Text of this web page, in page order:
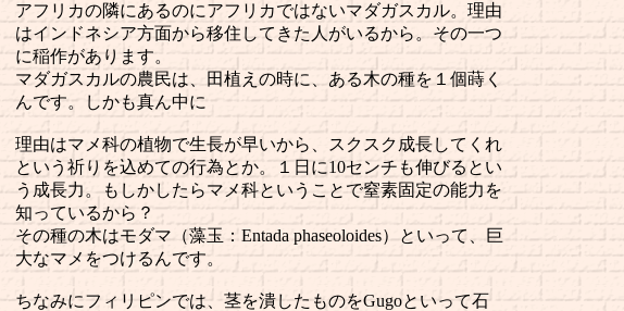
アフリカの隣にあるのにアフリカではないマダガスカル。理由
はインドネシア方面から移住してきた人がいるから。その一つ
に稲作があります。
マダガスカルの農民は、田植えの時に、ある木の種を１個蒔く
んです。しかも真ん中に
理由はマメ科の植物で生長が早いから、スクスク成長してくれ
という祈りを込めての行為とか。１日に10センチも伸びるとい
う成長力。もしかしたらマメ科ということで窒素固定の能力を
知っているから？
その種の木はモダマ（藻玉：Entada phaseoloides）といって、巨
大なマメをつけるんです。
ちなみにフィリピンでは、茎を潰したものをGugoといって石